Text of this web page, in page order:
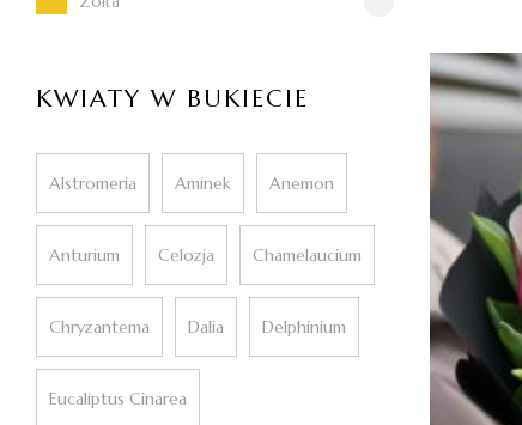
KWIATY W BUKIECIE
Alstromeria Aminek Anemon
Anturium Celozja Chamelaucium
Chryzantema Dalia Delphinium
Eucaliptus Cinarea